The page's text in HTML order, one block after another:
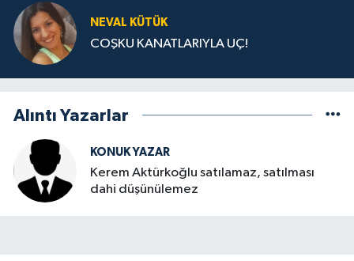
NEVAL KÜTÜK
COŞKU KANATLARIYLA UÇ!
Alıntı Yazarlar
KONUK YAZAR
Kerem Aktürkoğlu satılamaz, satılması
dahi düşünülemez